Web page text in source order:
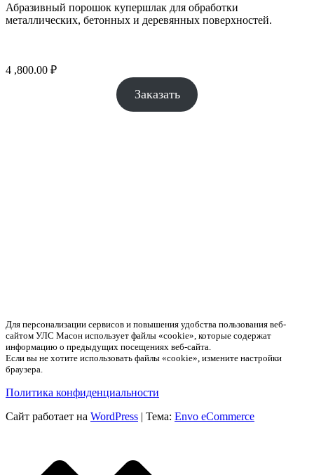
Абразивный порошок купершлак для обработки
металлических, бетонных и деревянных поверхностей.
4 ,800.00 ₽
Заказать
Для персонализации сервисов и повышения удобства пользования веб-
сайтом УЛС Масон использует файлы «cookie», которые содержат
информацию о предыдущих посещениях веб-сайта.
Если вы не хотите использовать файлы «cookie», измените настройки
браузера.
Политика конфиденциальности
Сайт работает на WordPress | Тема: Envo eCommerce